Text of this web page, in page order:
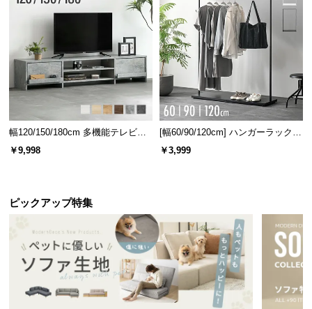
芝の植毛数 40本（ひと縫い）
約92万本/㎡の超高密度！
フトでふかふかな踏み心地を実現しました。
当社プロトタイプ 当商品
幅120/150/180cm 多機能テレビボ
ード 木目/石目調 オープン収納・
引き出し収納付き
￥9,998
[幅60/90/120cm] ハンガーラック
スチール 4段階高さ調節 サイドフ
ック オープンラック シンプル
￥3,999
ピックアップ特集